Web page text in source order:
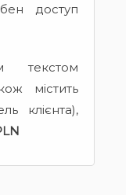
доступ
текстом
містить
клієнта),